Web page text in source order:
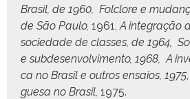
Brasil, de 1960, Fol­clore e
de São Paulo, 1961,A inte­gração
sociedade de class­es, de 1964,
e sub­de­sen­volvi­men­to, 1968,A
ca no Brasil e out­ros ensaios, 1975
gue­sa no Brasil, 1975.